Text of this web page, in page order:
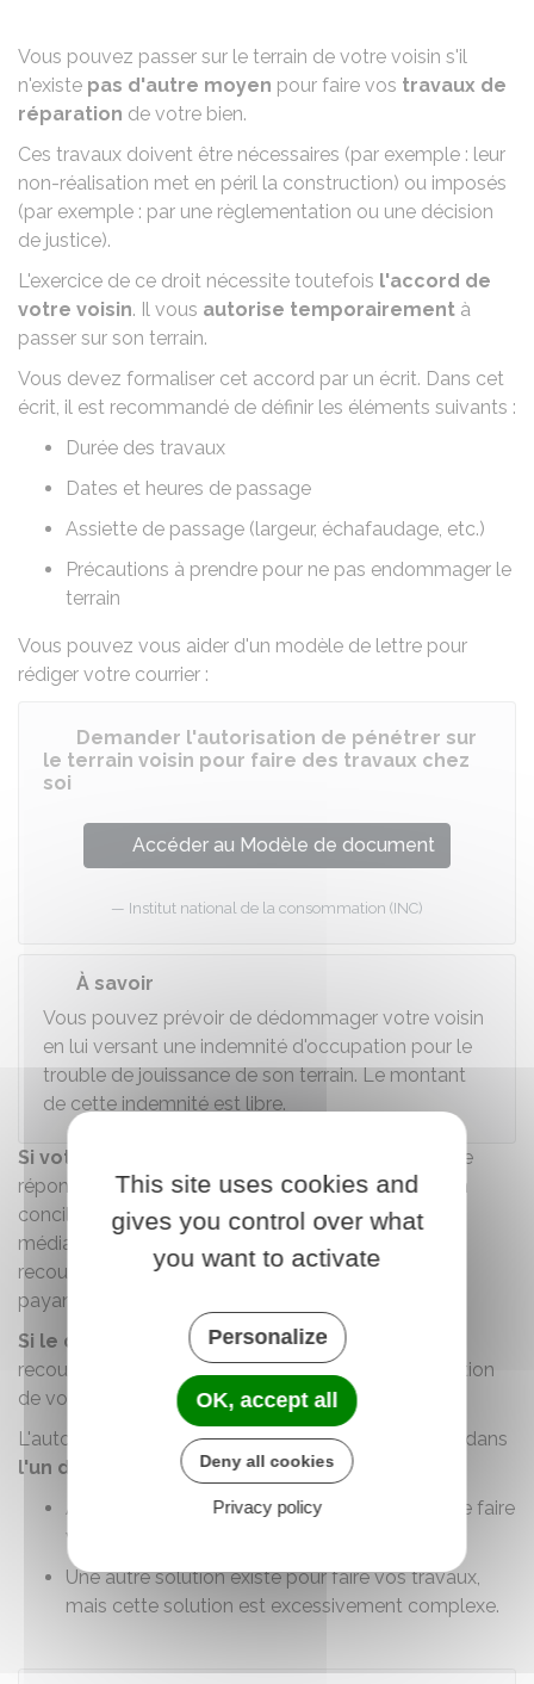
Vous pouvez passer sur le terrain de votre voisin s'il
n'existe pas d'autre moyen pour faire vos travaux de
réparation de votre bien.
Ces travaux doivent être nécessaires (par exemple : leur
non-réalisation met en péril la construction) ou imposés
(par exemple : par une règlementation ou une décision
de justice).
L'exercice de ce droit nécessite toutefois l'accord de
votre voisin. Il vous autorise temporairement à
passer sur son terrain.
Vous devez formaliser cet accord par un écrit. Dans cet
écrit, il est recommandé de définir les éléments suivants :
Durée des travaux
Dates et heures de passage
Assiette de passage (largeur, échafaudage, etc.)
Précautions à prendre pour ne pas endommager le
terrain
Vous pouvez vous aider d'un modèle de lettre pour
rédiger votre courrier :
Demander l'autorisation de pénétrer sur
le terrain voisin pour faire des travaux chez
soi
Accéder au Modèle de document
Institut national de la consommation (INC)
À savoir
Vous pouvez prévoir de dédommager votre voisin
en lui versant une indemnité d'occupation pour le
trouble de jouissance de son terrain. Le montant
de cette indemnité est libre.
Si votre voisin refuse
ou si vous n'obtenez pas de
réponse, vous pouvez envisager de faire appel à un
conciliateur de justice(démarche gratuite) ou à un
médiateur
(démarche payante). Vous pouvez aussi
recourir à une
procédure participative(démarche
payante avec recours à un avocat).
Si le désaccord persiste, vous pouvez
recours auprès du tribunal judiciaire du lieu de situation
de votre bien
L'autorisation est accordée par le juge uniquement dans
l'un des
suivants :
Aucune autre solution technique ne permet de faire
vos travaux
Une autre solution existe pour faire vos travaux,
mais cette solution est excessivement complexe.
This site uses cookies and
gives you control over what
you want to activate
Personalize
OK, accept all
Deny all cookies
Privacy policy